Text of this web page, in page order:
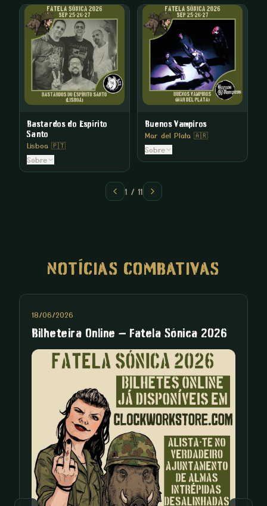
Bastardos do Espírito
Santo
Lisboa 🇵🇹
Sobre
Buenos Vampiros
Mar del Plata 🇦🇷
Sobre
1 / 11
NOTÍCIAS COMBATIVAS
18/06/2026
Bilheteira Online – Fatela Sónica 2026